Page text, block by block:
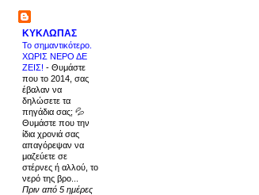
ΚΥΚΛΩΠΑΣ
Το σημαντικότερο.
ΧΩΡΙΣ ΝΕΡΟ ΔΕ
ΖΕΙΣ! - Θυμάστε
που το 2014, σας
έβαλαν να
δηλώσετε τα
πηγάδια σας; 💦
Θυμάστε που την
ίδια χρονιά σας
απαγόρεψαν να
μαζεύετε σε
στέρνες ή αλλού, το
νερό της βρο...
Πριν από 5 ημέρες